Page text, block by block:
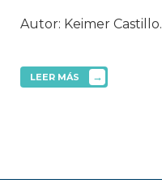
Autor: Keimer Castillo.
LEER MÁS →